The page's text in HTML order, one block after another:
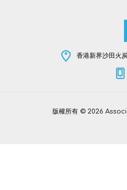
香港新界沙田火
版權所有 © 2026